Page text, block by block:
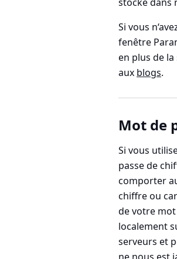
Si vous
fenêtre
en plus de
aux blogs.
Mot de
Si vous
passe de
comporter
chiffre ou
de votre
localement
serveurs et